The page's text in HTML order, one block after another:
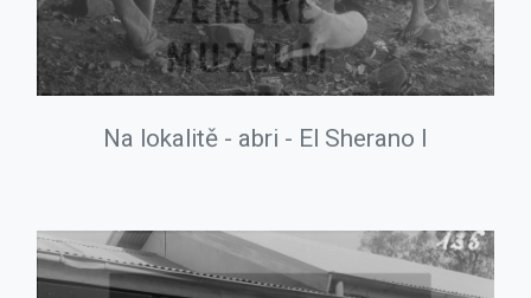
Na lokalitě - abri - El Sherano I